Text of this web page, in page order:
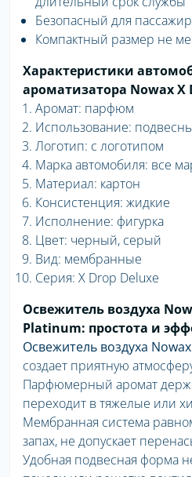
Безопасный для
Компактный размер не
Характеристики
ароматизатора Nowax X
Аромат: парфюм
Использование:
Логотип: с логотипом
Марка автомобиля: все
Материал: картон
Консистенция: жидкие
Исполнение: фигурка
Цвет: черный, серый
Вид: мембранные
Серия: X Drop Deluxe
Освежитель воздуха
Platinum: простота и
Освежитель воздуха
создает приятную
Парфюмерный аромат
переходит в тяжелые или
Мембранная система
запах, не допускает
Удобная подвесная форма